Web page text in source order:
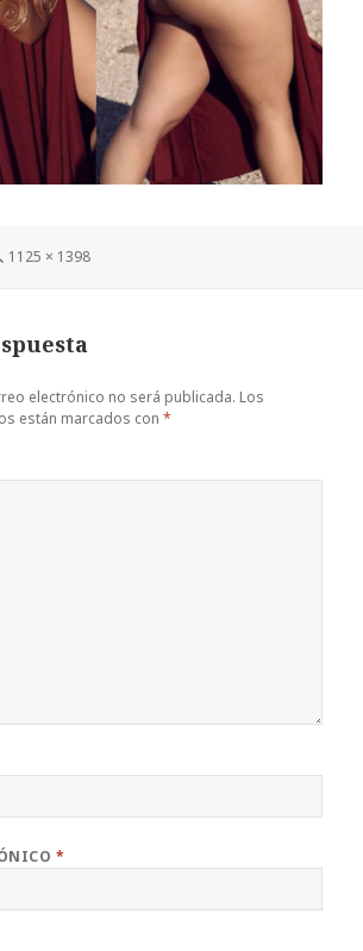
Tamaño
1125 × 1398
electrónico no será publicada. Los
están marcados con*
*